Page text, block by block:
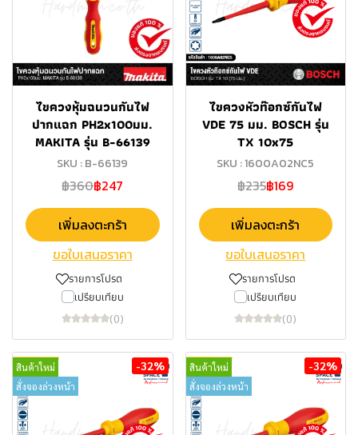
ไขควงหุ้มฉนวนกันไฟ
ปากแฉก PH2x100มม.
MAKITA รุ่น B-66139
SKU : B-66139
฿360฿247
เพิ่มลงตะกร้า
ขอใบเสนอราคา
รายการโปรด
เปรียบเทียบ
(0)
ไขควงหัวท๊อกซ์กันไฟ
VDE 75 มม. BOSCH รุ่น
TX 10x75
SKU : 1600A02NC5
฿235฿169
เพิ่มลงตะกร้า
ขอใบเสนอราคา
รายการโปรด
เปรียบเทียบ
(0)
สินค้าใหม่
สั่งจองล่วงหน้า
-32%
สินค้าใหม่
สั่งจองล่วงหน้า
-32%